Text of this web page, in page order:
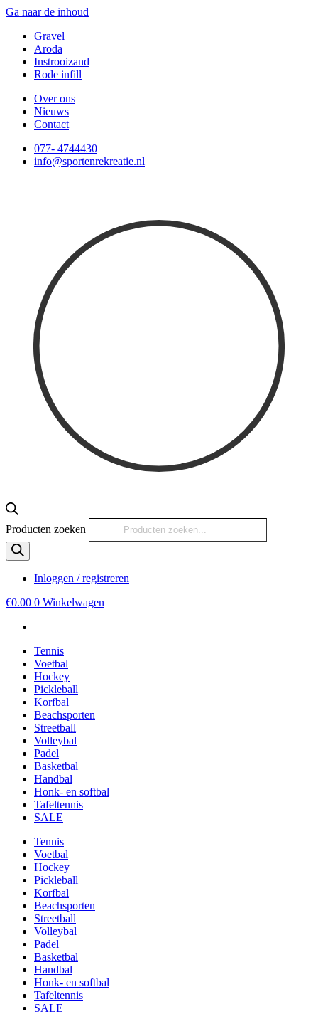
Ga naar de inhoud
Gravel
Aroda
Instrooizand
Rode infill
Over ons
Nieuws
Contact
077- 4744430
info@sportenrekreatie.nl
Producten zoeken
Inloggen / registreren
€0.00 0 Winkelwagen
Tennis
Voetbal
Hockey
Pickleball
Korfbal
Beachsporten
Streetball
Volleybal
Padel
Basketbal
Handbal
Honk- en softbal
Tafeltennis
SALE
Tennis
Voetbal
Hockey
Pickleball
Korfbal
Beachsporten
Streetball
Volleybal
Padel
Basketbal
Handbal
Honk- en softbal
Tafeltennis
SALE